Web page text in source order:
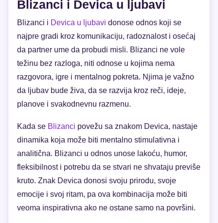
Blizanci i Devica u ljubavi
Blizanci i Devica u ljubavi donose odnos koji se
najpre gradi kroz komunikaciju, radoznalost i osećaj
da partner ume da probudi misli. Blizanci ne vole
težinu bez razloga, niti odnose u kojima nema
razgovora, igre i mentalnog pokreta. Njima je važno
da ljubav bude živa, da se razvija kroz reči, ideje,
planove i svakodnevnu razmenu.
Kada se Blizanci povežu sa znakom Devica, nastaje
dinamika koja može biti mentalno stimulativna i
analitična. Blizanci u odnos unose lakoću, humor,
fleksibilnost i potrebu da se stvari ne shvataju previše
kruto. Znak Devica donosi svoju prirodu, svoje
emocije i svoj ritam, pa ova kombinacija može biti
veoma inspirativna ako ne ostane samo na površini.